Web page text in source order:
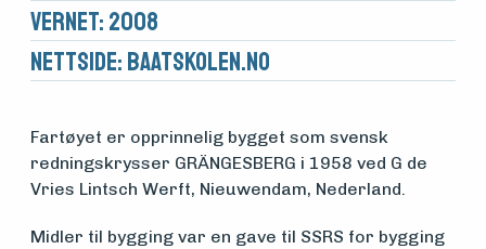
Medlemsfartøy
om
midler
Vernet: 2008
Nettside: baatskolen.no
Fartøyet er opprinnelig bygget som svensk
redningskrysser GRÄNGESBERG i 1958 ved G de
Vries Lintsch Werft, Nieuwendam, Nederland.
Midler til bygging var en gave til SSRS for bygging